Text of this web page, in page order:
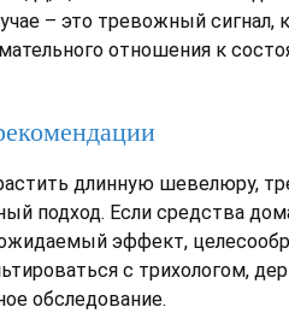
– это тревожный сигнал,
отношения к
длинную шевелюру,
подход. Если средства
эффект,
с трихологом,
обследование.